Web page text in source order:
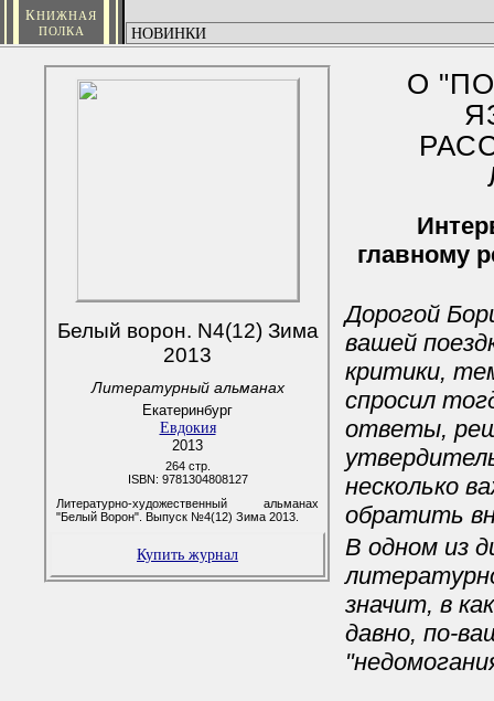
КНИЖНАЯ
ПОЛКА
Белый ворон. N4(12) Зима
2013
Литературный альманах
Екатеринбург
Евдокия
2013
264 стр.
ISBN: 9781304808127
Литературно-художественный альманах
"Белый Ворон". Выпуск №4(12) Зима 2013.
Купить журнал
О
главному
Дорогой
вашей
критики,
спросил
ответы,
несколько
обратить
В одном из
значит, в
давно, по-